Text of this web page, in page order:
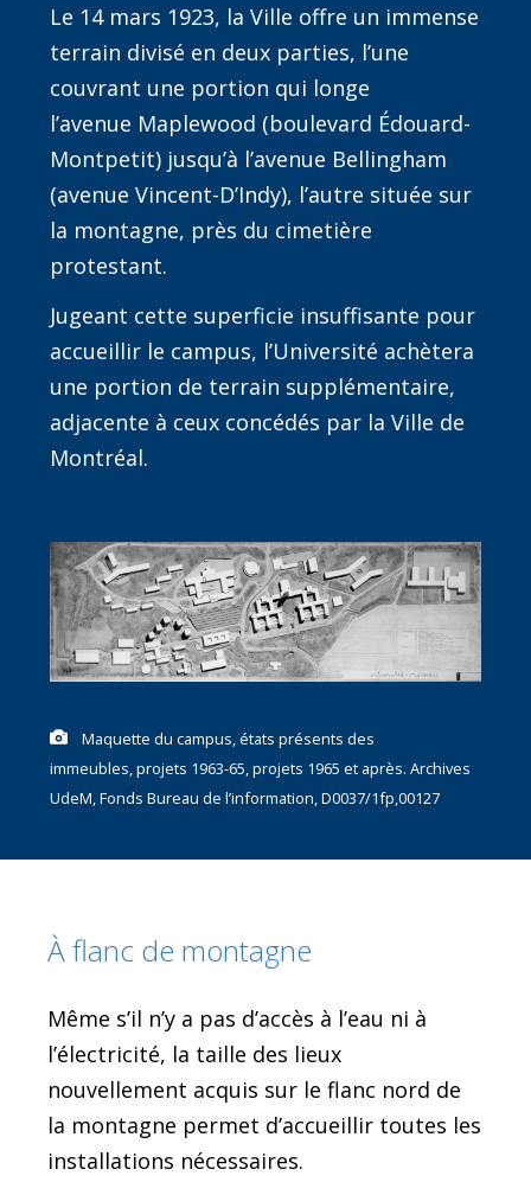
Le 14 mars 1923, la Ville offre un immense
terrain divisé en deux parties, l’une
couvrant une portion qui longe
l’avenue Maplewood (boulevard Édouard-
Montpetit) jusqu’à l’avenue Bellingham
(avenue Vincent-D’Indy), l’autre située sur
la montagne, près du cimetière
protestant.
Jugeant cette superficie insuffisante pour
accueillir le campus, l’Université achètera
une portion de terrain supplémentaire,
adjacente à ceux concédés par la Ville de
Montréal.
Maquette du campus, états présents des
immeubles, projets 1963-65, projets 1965 et après. Archives
UdeM, Fonds Bureau de l’information, D0037/1fp,00127
À flanc de montagne
Même s’il n’y a pas d’accès à l’eau ni à
l’électricité, la taille des lieux
nouvellement acquis sur le flanc nord de
la montagne permet d’accueillir toutes les
installations nécessaires.